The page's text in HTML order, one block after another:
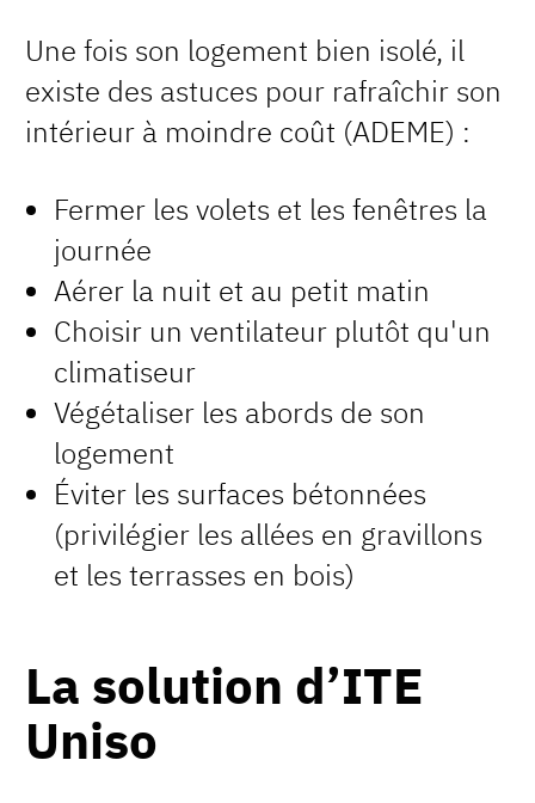
Une fois son logement bien isolé, il
existe des astuces pour rafraîchir son
intérieur à moindre coût (ADEME) :
Fermer les volets et les fenêtres la
journée
Aérer la nuit et au petit matin
Choisir un ventilateur plutôt qu'un
climatiseur
Végétaliser les abords de son
logement
Éviter les surfaces bétonnées
(privilégier les allées en gravillons
et les terrasses en bois)
La solution d’ITE
Uniso